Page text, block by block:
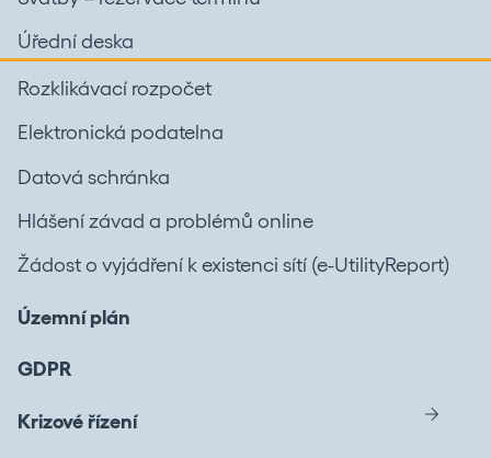
Úřední deska
Rozklikávací rozpočet
Elektronická podatelna
Datová schránka
Hlášení závad a problémů online
Žádost o vyjádření k existenci sítí (e-UtilityReport)
Územní plán
GDPR
Krizové řízení